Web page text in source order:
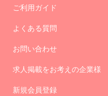
ご利用ガイド
よくある質問
お問い合わせ
求人掲載をお考えの企業様
新規会員登録